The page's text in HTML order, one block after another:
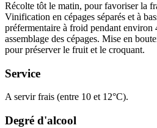
Récolte tôt le matin, pour favoriser la
Vinification en cépages séparés et à
préfermentaire à froid pendant environ
assemblage des cépages. Mise en
pour préserver le fruit et le croquant.
Service
A servir frais (entre 10 et 12°C).
Degré d'alcool